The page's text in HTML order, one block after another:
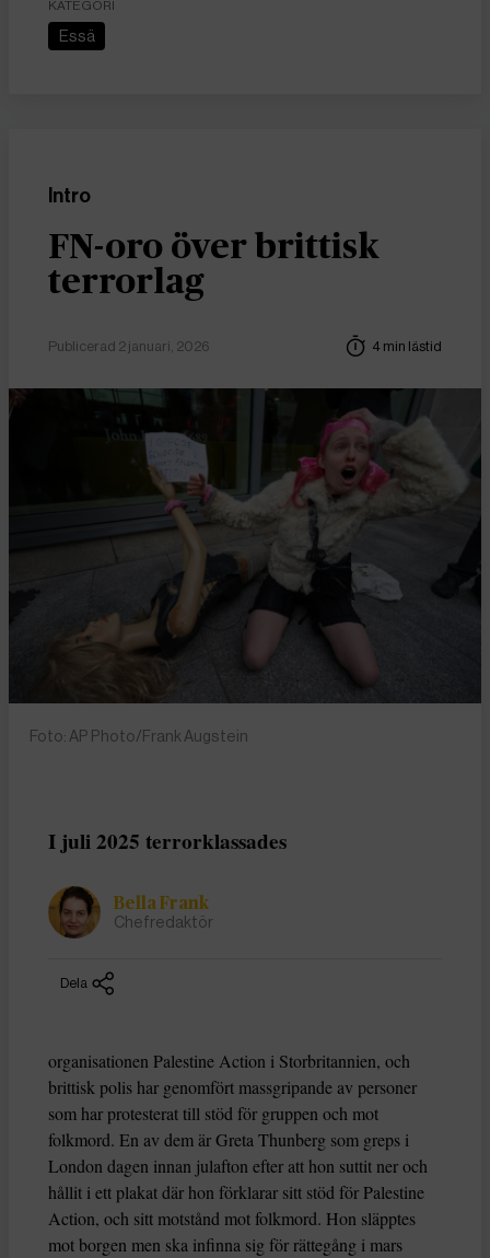
KATEGORI
Essä
Intro
FN-oro över brittisk
terrorlag
Publicerad 2 januari, 2026 4 min lästid
Foto: AP Photo/Frank Augstein
I juli 2025 terrorklassades
Bella Frank
Chefredaktör
Dela
organisationen Palestine Action i Storbritannien, och
brittisk polis har genomfört massgripande av personer
som har protesterat till stöd för gruppen och mot
folkmord. En av dem är Greta Thunberg som greps i
London dagen innan julafton efter att hon suttit ner och
hållit i ett plakat där hon förklarar sitt stöd för Palestine
Action, och sitt motstånd mot folkmord. Hon släpptes
mot borgen men ska infinna sig för rättegång i mars